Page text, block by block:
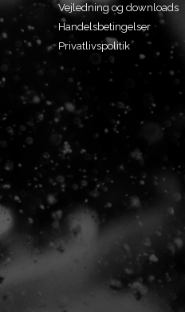
Vejledning og downloads
Handelsbetingelser
Privatlivspolitik